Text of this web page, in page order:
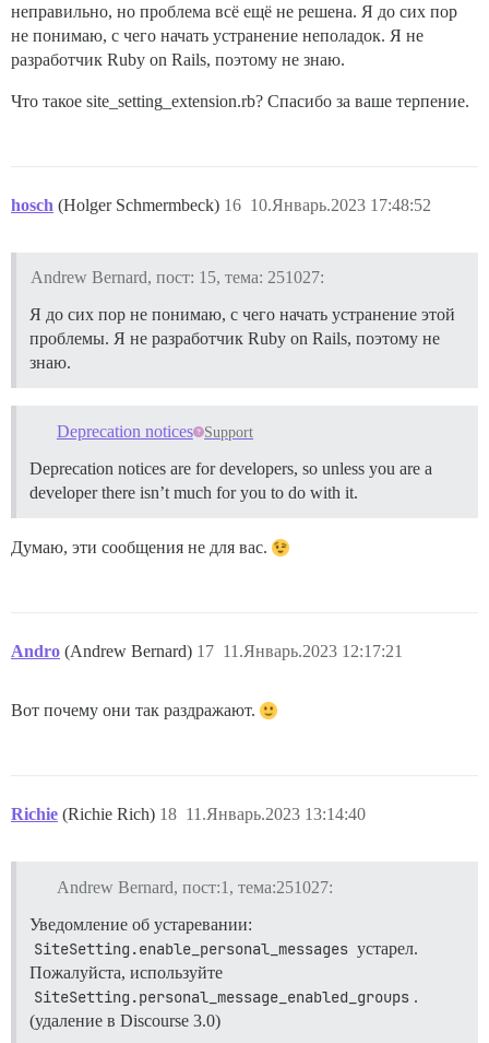
неправильно, но проблема всё ещё не решена. Я до сих пор
не понимаю, с чего начать устранение неполадок. Я не
разработчик Ruby on Rails, поэтому не знаю.
Что такое site_setting_extension.rb? Спасибо за ваше терпение.
hosch (Holger Schmermbeck) 10.Январь.2023 17:48:52
16
Andrew Bernard, пост: 15, тема: 251027:
Я до сих пор не понимаю, с чего начать устранение этой
проблемы. Я не разработчик Ruby on Rails, поэтому не
знаю.
Deprecation notices Support
Deprecation notices are for developers, so unless you are a
developer there isn’t much for you to do with it.
Думаю, эти сообщения не для вас.
Andro (Andrew Bernard) 11.Январь.2023 12:17:21
17
Вот почему они так раздражают.
Richie (Richie Rich) 11.Январь.2023 13:14:40
18
Andrew Bernard, пост:1, тема:251027:
Уведомление об устаревании:
SiteSetting.enable_personal_messages устарел.
Пожалуйста, используйте
SiteSetting.personal_message_enabled_groups .
(удаление в Discourse 3.0)